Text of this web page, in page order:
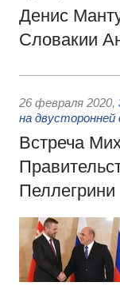
Денис
Словакии
26 февраля 2020,
на двусторонней
Встреча
Пеллегрини